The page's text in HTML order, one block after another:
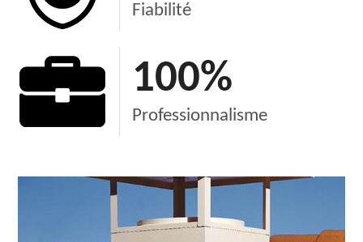
Fiabilité
100%
Professionnalisme